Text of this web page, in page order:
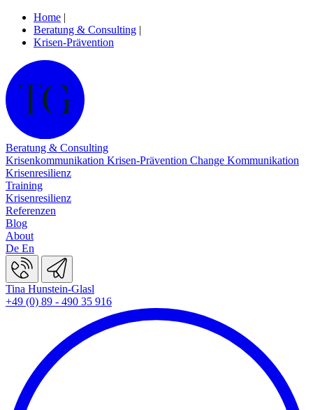
Home |
Beratung & Consulting |
Krisen-Prävention
Beratung & Consulting
Krisenkommunikation Krisen-Prävention Change Kommunikation
Krisenresilienz
Training
Krisenresilienz
Referenzen
Blog
About
De En
Tina Hunstein-Glasl
+49 (0) 89 - 490 35 916